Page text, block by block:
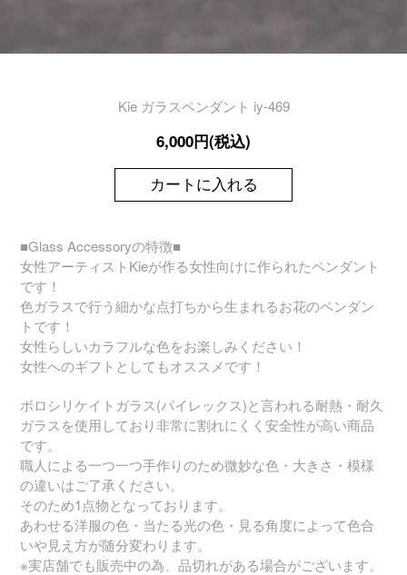
Kie ガラスペンダント iy-469
6,000円(税込)
カートに入れる
■Glass Accessoryの特徴■
女性アーティストKieが作る女性向けに作られたペンダント
です！
色ガラスで行う細かな点打ちから生まれるお花のペンダン
トです！
女性らしいカラフルな色をお楽しみください！
女性へのギフトとしてもオススメです！
ボロシリケイトガラス(パイレックス)と言われる耐熱・耐久
ガラスを使用しており非常に割れにくく安全性が高い商品
です。
職人による一つ一つ手作りのため微妙な色・大きさ・模様
の違いはご了承ください。
そのため1点物となっております。
あわせる洋服の色・当たる光の色・見る角度によって色合
いや見え方が随分変わります。
※実店舗でも販売中の為、品切れがある場合がございます。